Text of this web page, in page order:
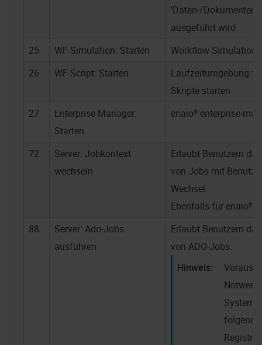
'Daten-/
ausgeführt wird
25
WF-Simulation: Starten
Workflow-Simulation
26
WF-Script: Starten
Laufzeitumgebung
Skripte starten
27
Enterprise-Manager:
Starten
enaio® enterprise-
72
Server: Jobkontext
wechseln
Erlaubt Benutzern
von Jobs mit
Wechsel.
Ebenfalls für enaio®
88
Server: Ado-Jobs
ausführen
Erlaubt Benutzern
von ADO-Jobs.